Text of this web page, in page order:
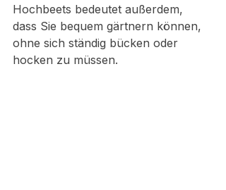
Hochbeets bedeutet außerdem,
dass Sie bequem gärtnern können,
ohne sich ständig bücken oder
hocken zu müssen.